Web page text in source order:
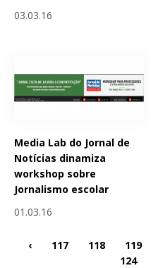
03.03.16
Media Lab do Jornal de
Notícias dinamiza
workshop sobre
Jornalismo escolar
01.03.16
‹ 117 118 119
124